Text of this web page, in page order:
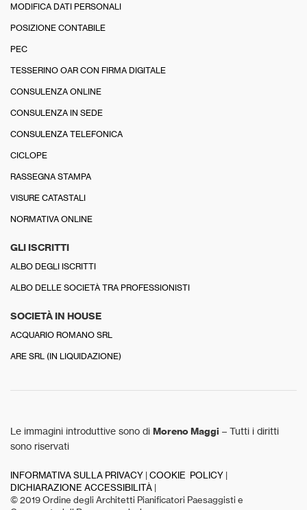
MODIFICA DATI PERSONALI
POSIZIONE CONTABILE
PEC
TESSERINO OAR CON FIRMA DIGITALE
CONSULENZA ONLINE
CONSULENZA IN SEDE
CONSULENZA TELEFONICA
CICLOPE
RASSEGNA STAMPA
VISURE CATASTALI
NORMATIVA ONLINE
GLI ISCRITTI
ALBO DEGLI ISCRITTI
ALBO DELLE SOCIETÀ TRA PROFESSIONISTI
SOCIETÀ IN HOUSE
ACQUARIO ROMANO SRL
ARE SRL (IN LIQUIDAZIONE)
Le immagini introduttive sono di Moreno Maggi – Tutti i diritti
sono riservati
INFORMATIVA SULLA PRIVACY COOKIE POLICY
DICHIARAZIONE ACCESSIBILITÀ
© 2019 Ordine degli Architetti Pianificatori Paesaggisti e